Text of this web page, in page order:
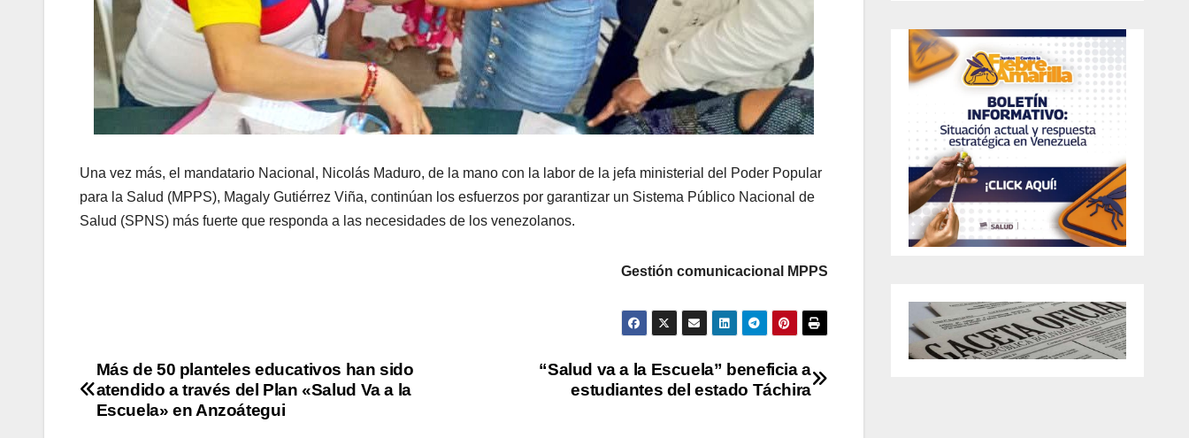
Una vez más, el mandatario Nacional, Nicolás Maduro, de la mano con la labor de la jefa ministerial del Poder Popular
para la Salud (MPPS), Magaly Gutiérrez Viña, continúan los esfuerzos por garantizar un Sistema Público Nacional de
Salud (SPNS) más fuerte que responda a las necesidades de los venezolanos.
Gestión comunicacional MPPS
“Salud va a la Escuela” beneficia a
estudiantes del estado Táchira
Más de 50 planteles educativos han sido
atendido a través del Plan «Salud Va a la
Escuela» en Anzoátegui